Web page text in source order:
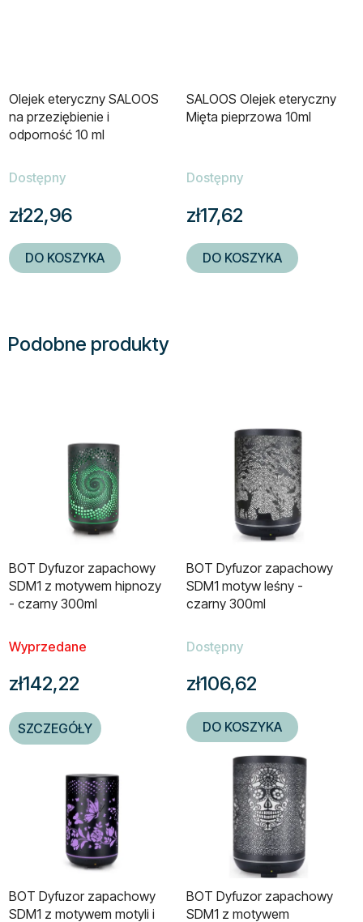
Olejek eteryczny SALOOS
na przeziębienie i
odporność 10 ml
Dostępny
zł22,96
DO KOSZYKA
SALOOS Olejek eteryczny
Mięta pieprzowa 10ml
Dostępny
zł17,62
DO KOSZYKA
Podobne produkty
BOT Dyfuzor zapachowy
SDM1 z motywem hipnozy
- czarny 300ml
Wyprzedane
zł142,22
SZCZEGÓŁY
BOT Dyfuzor zapachowy
SDM1 motyw leśny -
czarny 300ml
Dostępny
zł106,62
DO KOSZYKA
BOT Dyfuzor zapachowy
SDM1 z motywem motyli i
BOT Dyfuzor zapachowy
SDM1 z motywem